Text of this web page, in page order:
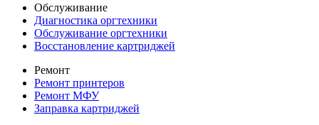
Обслуживание
Диагностика оргтехники
Обслуживание оргтехники
Восстановление картриджей
Ремонт
Ремонт принтеров
Ремонт МФУ
Заправка картриджей